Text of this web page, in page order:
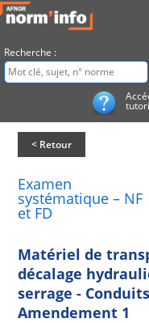
Recherche :
< Retour
Examen
systématique – NF
et FD
Matériel de
décalage
serrage -
Amendement 1